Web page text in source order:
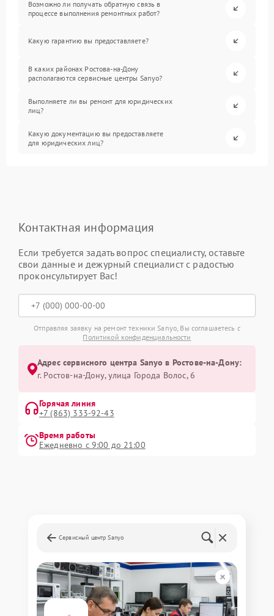
Возможно ли получать обратную связь в
процессе выполнения ремонтных работ?
Какую гарантию вы предоставляете?
В каких районах Ростова-на-Дону
располагаются сервисные центры Sanyo?
Выполняете ли вы ремонт для юридических
лиц?
Какую документацию вы предоставляете
для юридических лиц?
Контактная информация
Если требуется задать вопрос специалисту, оставьте
свои данные и дежурный специалист с радостью
проконсультирует Вас!
Отправляя заявку на ремонт техники Sanyo, Вы соглашаетесь с
Политикой конфиденциальности
Адрес сервисного центра Sanyo в Ростове-на-Дону:
г. Ростов-на-Дону, улица Города Волос, 6
Горячая линия
+7 (863) 333-92-43
Время работы
Ежедневно с 9:00 до 21:00
Сервисный центр Sanyo